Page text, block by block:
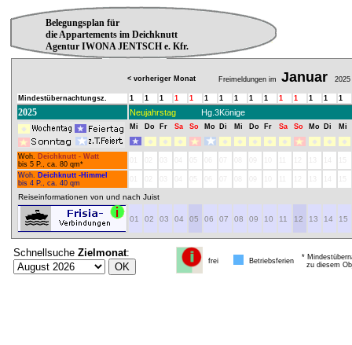
Belegungsplan für
die Appartements im Deichknutt
Agentur IWONA JENTSCH e. Kfr.
< vorheriger Monat Freimeldungen im Januar 2025
Mindestübernachtungsz. 1 1 1 1 1 1 1 1 1 1 1 1 1 1 1
2025 Neujahrstag Hg.3Könige
Mi Do Fr Sa So Mo Di Mi Do Fr Sa So Mo Di Mi
Woh. Deichknutt - Watt
bis 5 P., ca. 80 qm*
Woh. Deichknutt -Himmel
bis 4 P., ca. 40 qm
Reiseinformationen von und nach Juist
01 02 03 04 05 06 07 08 09 10 11 12 13 14 15
Schnellsuche Zielmonat:
frei Betriebsferien
*
zu diesem